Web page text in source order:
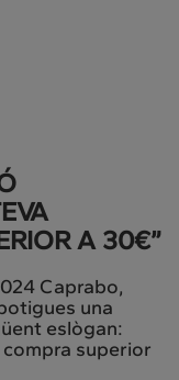
A 30€”
Caprabo,
una
eslògan:
compra superior